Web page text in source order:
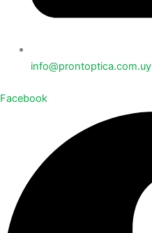
info@prontoptica.com.uy
Facebook